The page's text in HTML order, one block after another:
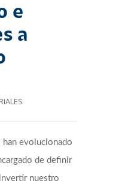
e
a
han evolucionado
de definir
nuestro